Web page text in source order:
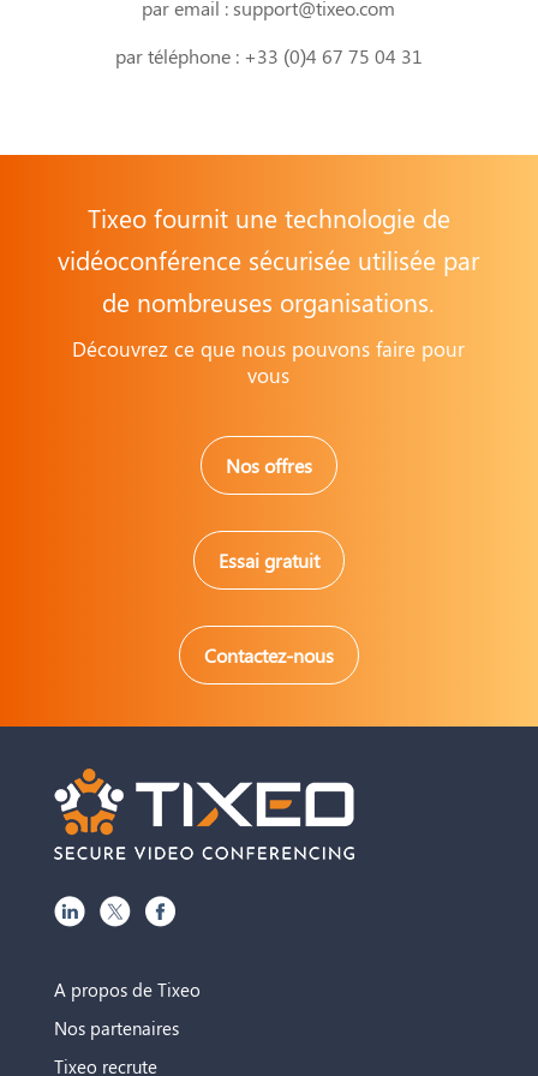
par email : support@tixeo.com
par téléphone : +33 (0)4 67 75 04 31
Tixeo fournit une technologie de
vidéoconférence sécurisée utilisée par
de nombreuses organisations.
Découvrez ce que nous pouvons faire pour
vous
Nos offres
Essai gratuit
Contactez-nous
A propos de Tixeo
Nos partenaires
Tixeo recrute